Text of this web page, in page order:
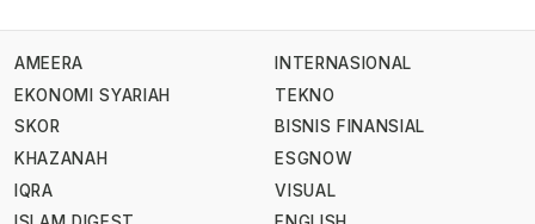
AMEERA
EKONOMI SYARIAH
SKOR
KHAZANAH
IQRA
INTERNASIONAL
TEKNO
BISNIS FINANSIAL
ESGNOW
VISUAL